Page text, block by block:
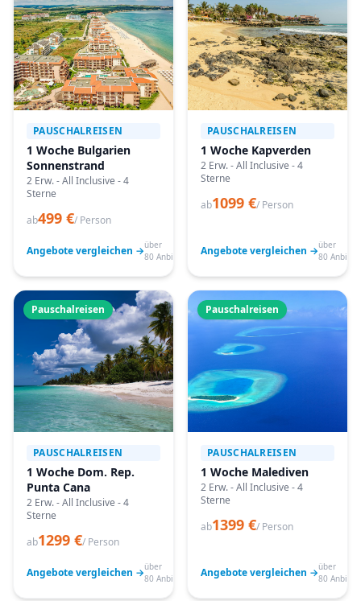
PAUSCHALREISEN
1 Woche Bulgarien
Sonnenstrand
2 Erw. - All Inclusive - 4
Sterne
ab499 €/ Person
Angebote vergleichen →über
80 Anbieter
PAUSCHALREISEN
1 Woche Kapverden
2 Erw. - All Inclusive - 4
Sterne
ab1099 €/ Person
Angebote vergleichen →über
80
Pauschalreisen
PAUSCHALREISEN
1 Woche Dom. Rep.
Punta Cana
2 Erw. - All Inclusive - 4
Sterne
ab1299 €/ Person
Angebote vergleichen →über
80 Anbieter
Pauschalreisen
PAUSCHALREISEN
1 Woche Malediven
2 Erw. - All Inclusive - 4
Sterne
ab1399 €/ Person
Angebote vergleichen →über
80